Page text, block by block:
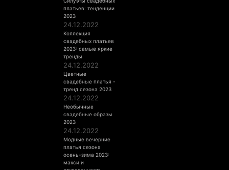
платьев: тенденции
2023
24.12.2022
Коллекция
свадебных платьев
2023: самые яркие
тренды
24.12.2022
Цветные
свадебные платья -
тренд сезона 2023
24.12.2022
Необычные
свадебные образы
2023
24.12.2022
Модные вечерние
платья сезона
осень-зима 2023:
макси и